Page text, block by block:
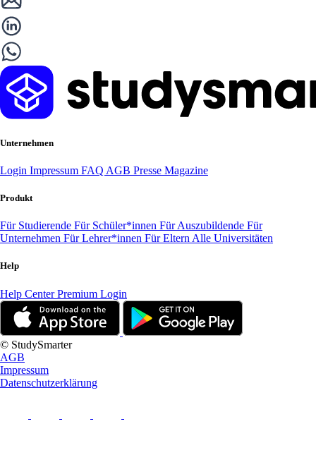
Unternehmen
Login Impressum FAQ AGB Presse Magazine
Produkt
Für Studierende Für Schüler*innen Für Auszubildende Für
Unternehmen Für Lehrer*innen Für Eltern Alle Universitäten
Help
Help CenterPremium Login
© StudySmarter
AGB
Impressum
Datenschutzerklärung